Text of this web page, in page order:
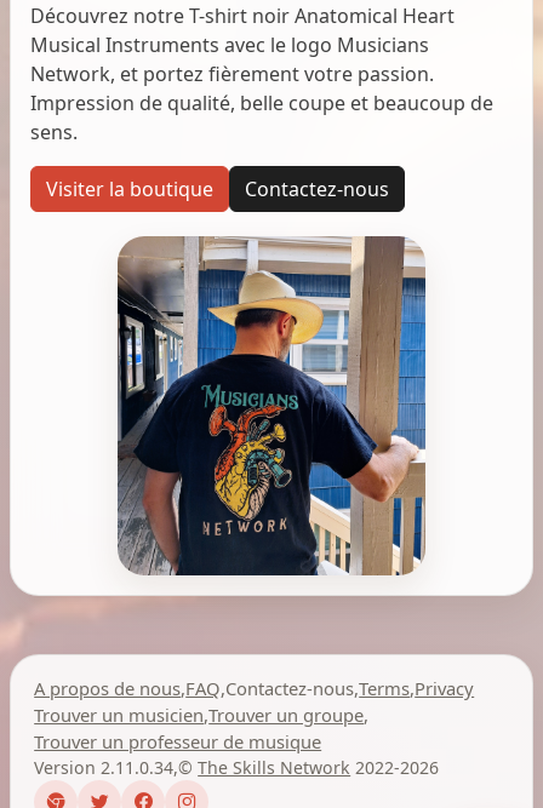
Découvrez notre T-shirt noir Anatomical Heart
Musical Instruments avec le logo Musicians
Network, et portez fièrement votre passion.
Impression de qualité, belle coupe et beaucoup de
sens.
Visiter la boutique Contactez-nous
A propos de nous,FAQ,Contactez-nous,Terms,Privacy
Trouver un musicien,Trouver un groupe,
Trouver un professeur de musique
Version 2.11.0.34,©The Skills Network 2022-2026